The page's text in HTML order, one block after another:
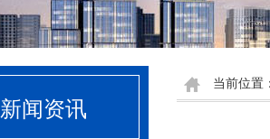
新闻资讯
当前位置